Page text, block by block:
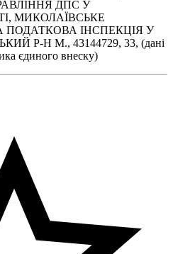
ДПС У
МИКОЛАЇВСЬКЕ
ПОДАТКОВА ІНСПЕКЦІЯ У
Р-Н М., 43144729, 33, (дані
єдиного внеску)